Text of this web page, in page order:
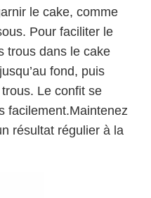
le cake, comme
Pour faciliter le
trous dans le cake
fond, puis
Le confit se
facilement.Maintenez
résultat régulier à la